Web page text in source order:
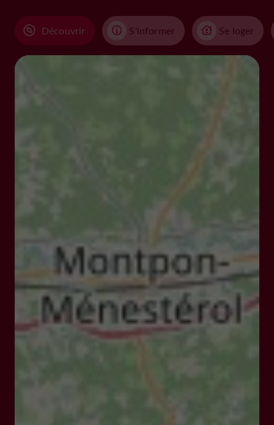
Découvrir S'informer Se loger